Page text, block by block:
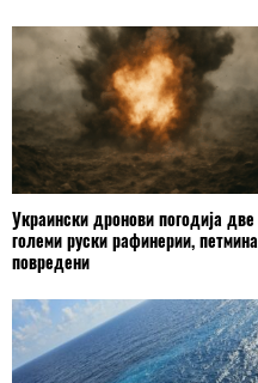
Украински дронови погодија две
големи руски рафинерии, петмина
повредени